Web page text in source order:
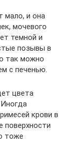
мало, и она
мочевого
темной и
позывы в
так можно
с печенью.
цвета
крови в
поверхности
тоже